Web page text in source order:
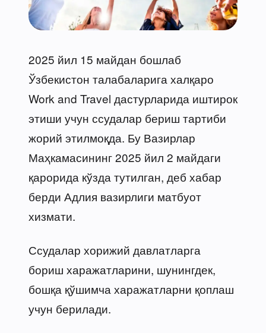
2025 йил 15 майдан бошлаб
Ўзбекистон талабаларига халқаро
Work and Travel дастурларида иштирок
этиши учун ссудалар бериш тартиби
жорий этилмоқда. Бу Вазирлар
Маҳкамасининг 2025 йил 2 майдаги
қарорида кўзда тутилган, деб хабар
берди Адлия вазирлиги матбуот
хизмати.
Ссудалар хорижий давлатларга
бориш харажатларини, шунингдек,
бошқа қўшимча харажатларни қоплаш
учун берилади.